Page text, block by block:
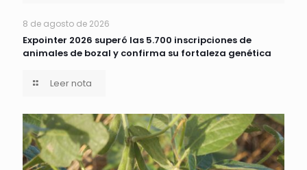
8 de agosto de 2026
Expointer 2026 superó las 5.700 inscripciones de
animales de bozal y confirma su fortaleza genética
Leer nota